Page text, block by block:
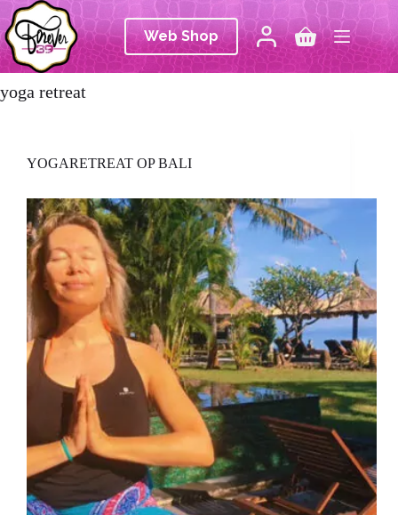
Ga
naar
de
inhoud
Web Shop Winkelwagen
yoga retreat
YOGARETREAT OP BALI